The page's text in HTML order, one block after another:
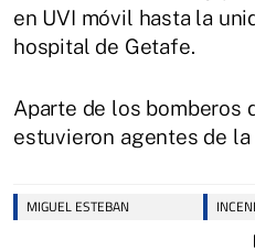
en UVI móvil hasta la
hospital de Getafe.
Aparte de los bomberos
estuvieron agentes de la
MIGUEL ESTEBAN